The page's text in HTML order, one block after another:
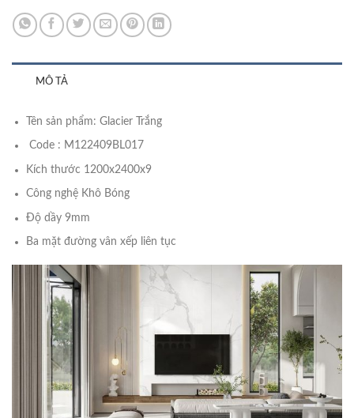
MÔ TẢ
Tên sản phẩm: Glacier Trắng
Code : M122409BL017
Kích thước 1200x2400x9
Công nghệ Khô Bóng
Độ dầy 9mm
Ba mặt đường vân xếp liên tục